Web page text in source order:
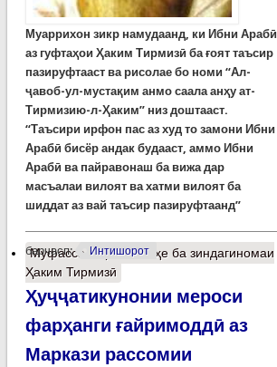
Муаррихон зикр намудаанд, ки Ибни Арабӣ
аз гуфтаҳои Ҳаким Тирмизӣ ба ғоят таъсир
пазируфтааст ва рисолае бо номи “Ал-
ҷавоб-ул-мустақим анмо саала анҳу ат-
Тирмизию-л-Ҳаким” низ доштааст.
“Таъсири ирфон пас аз худ то замони Ибни
Арабӣ бисёр андак будааст, аммо Ибни
Арабӣ ва пайравонаш ба вижа дар
масъалаи вилоят ва хатми вилоят ба
шиддат аз вай таъсир пазируфтаанд”
барчасп: Интишорот
Муфассалтаро Нигоҳе ба зиндагиномаи
Ҳаким Тирмизӣ
Ҳуҷҷатикунонии мероси
фарҳанги ғайримоддӣ аз
Маркази рассомии